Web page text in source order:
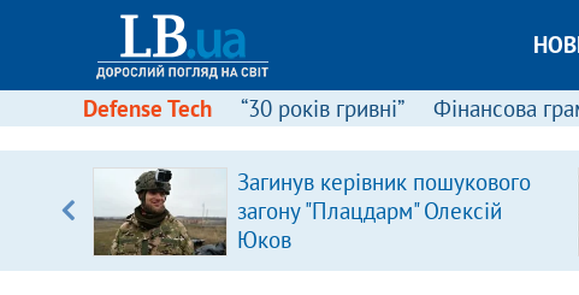
Defense Tech “30 років гривні” Фінансова
Дизель по 100 грн, «дефіцит»
бензину на заправках і
мовчання уряду. Що буде далі з
цінами на пальне?